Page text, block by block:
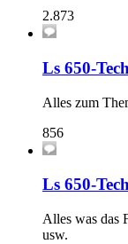
2.873
Ls 650-
Alles zum
856
Ls 650-
Alles was das
usw.